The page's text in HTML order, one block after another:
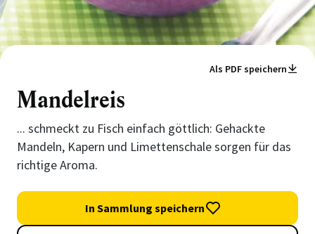
Als PDF speichern
Mandelreis
... schmeckt zu Fisch einfach göttlich: Gehackte
Mandeln, Kapern und Limettenschale sorgen für das
richtige Aroma.
In Sammlung speichern